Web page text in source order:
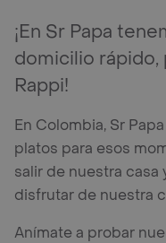
¡En Sr Papa
domicilio
Rappi!
En Colombia, Sr
platos para esos
salir de nuestra
disfrutar de nuestra
Anímate a probar